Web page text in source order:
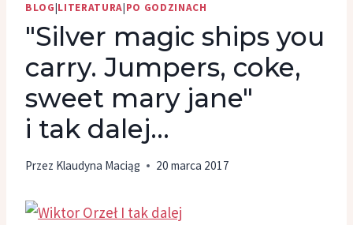
BLOG|LITERATURA|PO GODZINACH
"Silver magic ships you
carry. Jumpers, coke,
sweet mary jane"
i tak dalej…
Przez Klaudyna Maciąg 20 marca 2017